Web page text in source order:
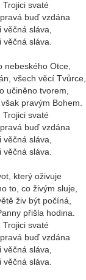
Trojici svaté
buď vzdána
i věčná sláva,
i věčná sláva.
nebeského Otce,
všech věcí Tvůrce,
učiněno tvorem,
pravým Bohem.
Trojici svaté
buď vzdána
i věčná sláva,
i věčná sláva.
který oživuje
to, co živým sluje,
živ být počíná,
přišla hodina.
Trojici svaté
buď vzdána
i věčná sláva,
i věčná sláva.